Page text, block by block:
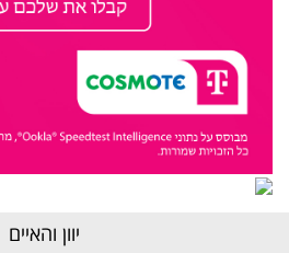
יוון והאיים